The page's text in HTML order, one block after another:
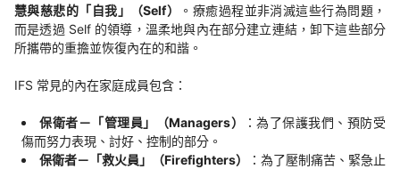
慧與慈悲的「自我」（Self）
。療癒過程並非消滅這些行為問題，
而是透過 Self 的領導，溫柔地與內在部分建立連結，卸下這些部分
所攜帶的重擔並恢復內在的和諧。
IFS 常見的內在家庭成員包含：
保衛者－「管理員」（Managers）
：為了保護我們、預防受
傷而努力表現、討好、控制的部分。
保衛者－「救火員」（Firefighters）
：為了壓制痛苦、緊急止